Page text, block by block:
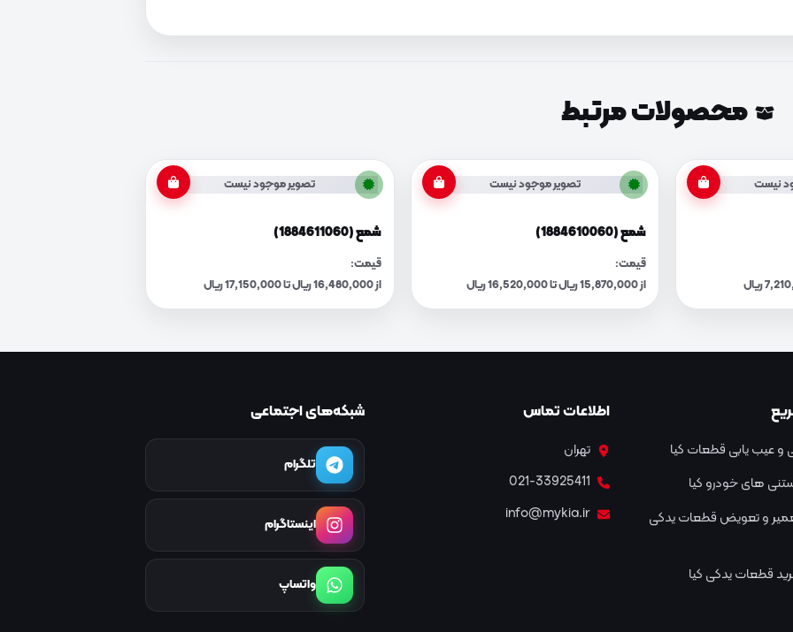
محصولات مرتبط
نیست تصویر موجود نیست
شمع (1884610060)
قیمت:
از 15,870,000 ریال تا 16,520,000 ریال
تصویر موجود نیست
شمع (1884611060)
قیمت:
از 16,480,000 ریال تا 17,150,000 ریال
و عیب یابی قطعات کیا
های خودرو کیا
و تعویض قطعات یدکی
قطعات یدکی کیا
اطلاعات تماس
تهران
021-33925411
info@mykia.ir
شبکه‌های اجتماعی
تلگرام
اینستاگرام
واتساپ